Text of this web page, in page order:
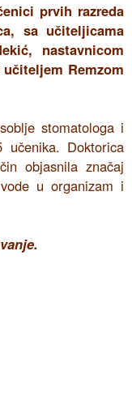
prvih razreda
sa učiteljicama
nastavnicom
Remzom
stomatologa i
Doktorica
objasnila značaj
u organizam i